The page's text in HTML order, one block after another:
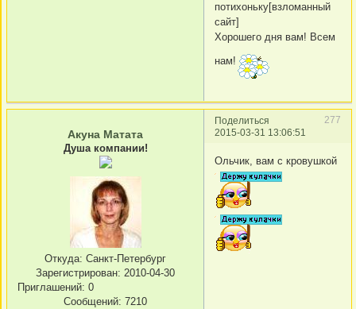
потихоньку[взломанный
сайт]
Хорошего дня вам! Всем
нам!
Поделиться
277
2015-03-31 13:06:51
Акуна Матата
Душа компании!
Откуда: Санкт-Петербург
Зарегистрирован: 2010-04-30
Приглашений: 0
Сообщений: 7210
Ольчик, вам с кровушкой